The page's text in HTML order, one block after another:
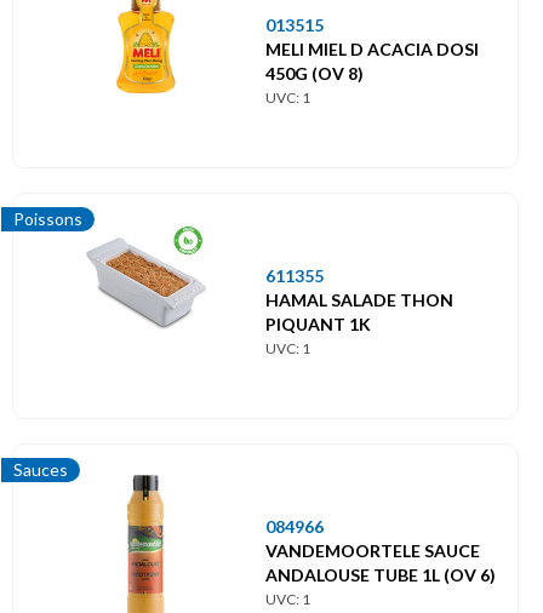
013515
MELI MIEL D ACACIA DOSI
450G (OV 8)
UVC: 1
Poissons
611355
HAMAL SALADE THON
PIQUANT 1K
UVC: 1
Sauces
084966
VANDEMOORTELE SAUCE
ANDALOUSE TUBE 1L (OV 6)
UVC: 1